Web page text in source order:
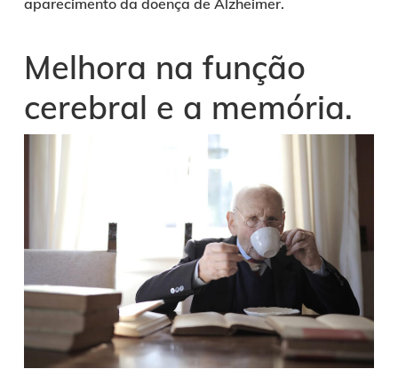
aparecimento da doença de Alzheimer.
Melhora na função
cerebral e a memória.